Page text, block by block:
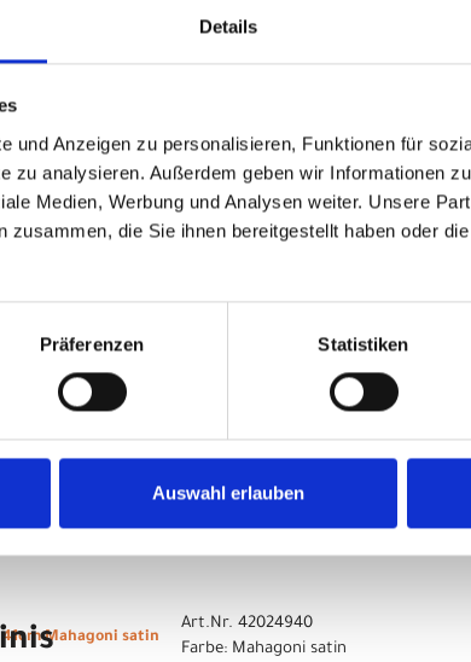
Details
und Anzeigen zu personalisieren, Funktionen für
zu analysieren. Außerdem geben wir Informationen
Medien, Werbung und Analysen weiter. Unsere
zusammen, die Sie ihnen bereitgestellt haben oder
Präferenzen Statistiken
Auswahl erlauben
* 4 Ampere
41cm Mahagoni satin
Art.Nr. 42024940
Farbe: Mahagoni satin